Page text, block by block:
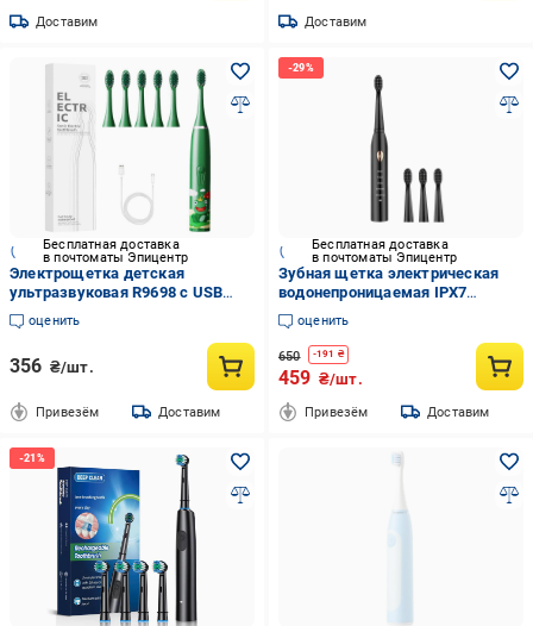
Доставим Доставим
Бесплатная доставка
в почтоматы Эпицентр
Электрощетка детская
ультразвуковая R9698 с USB
зарядкой/4 режима/
водостойкая IPX6 (33733273)
оценить
356 ₴/шт.
Привезём Доставим
Бесплатная доставка
в почтоматы Эпицентр
Зубная щетка электрическая
водонепроницаемая IPX7
дополнительные 3 насадки/5
режимов работы/USB-зарядка
(1052)
оценить
650 -191 ₴
459 ₴/шт.
Привезём Доставим